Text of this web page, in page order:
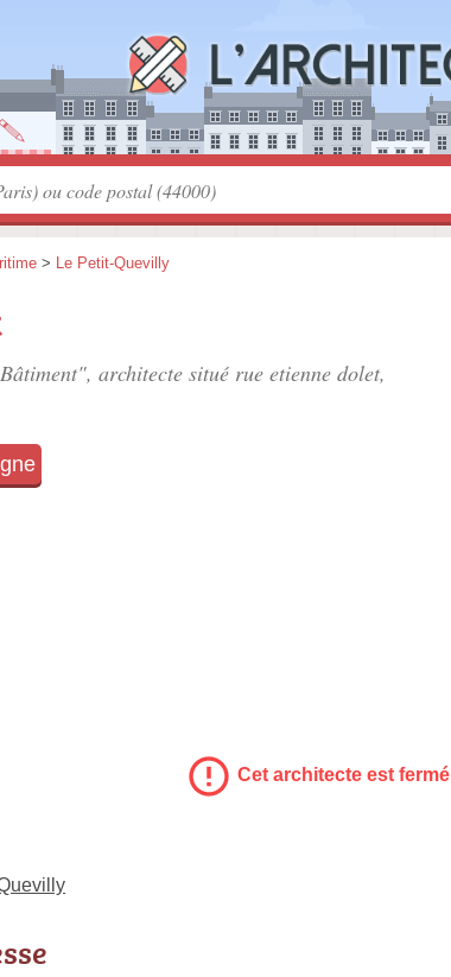
> Le Petit-Quevilly
architecte situé rue etienne dolet,
Cet architecte est fermé